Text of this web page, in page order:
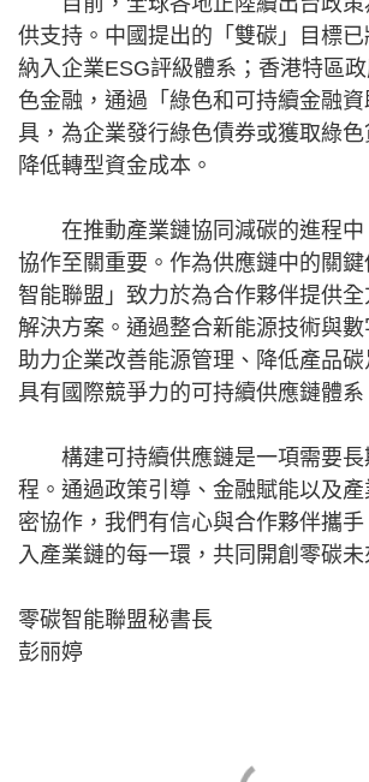
供支持。中國提出的「雙碳」目標
納入企業ESG評級體系；香港特區
色金融，通過「綠色和可持續金融
具，為企業發行綠色債券或獲取綠色
降低轉型資金成本。
在推動產業鏈協同減碳的進程中
協作至關重要。作為供應鏈中的關
智能聯盟」致力於為合作夥伴提供
解決方案。通過整合新能源技術與
助力企業改善能源管理、降低產品
具有國際競爭力的可持續供應鏈體系
構建可持續供應鏈是一項需要長
程。通過政策引導、金融賦能以及
密協作，我們有信心與合作夥伴攜
入產業鏈的每一環，共同開創零碳未
零碳智能聯盟秘書長
彭丽婷